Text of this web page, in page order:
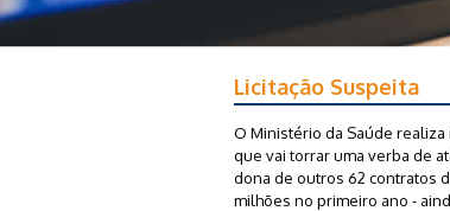
Licitação Suspeita
O Ministério da Saúde
que vai torrar uma verba de
dona de outros 62 contratos
milhões no primeiro ano -